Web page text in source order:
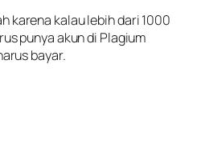
karena kalau lebih dari 1000
punya akun di Plagium
bayar.